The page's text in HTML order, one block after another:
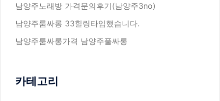
남양주노래방 가격문의후기(남양주3no)
남양주룸싸롱 33힐링타임했습니다.
남양주룸싸롱가격 남양주풀싸롱
카테고리